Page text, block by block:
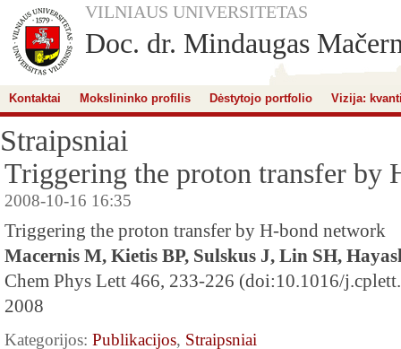
VILNIAUS UNIVERSITETAS
Doc. dr. Mindaugas
Kontaktai Mokslininko profilis Dėstytojo portfolio Vizija:
Straipsniai
Triggering the proton transfer by
2008-10-16 16:35
Triggering the proton transfer by H-bond network
Macernis M, Kietis BP, Sulskus J, Lin SH,
Chem Phys Lett 466, 233-226 (doi:10.1016/
2008
Kategorijos: Publikacijos, Straipsniai